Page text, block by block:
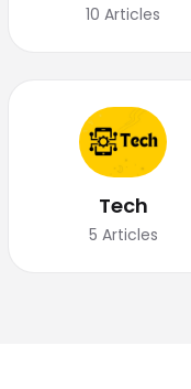
10 Articles
Tech
5 Articles